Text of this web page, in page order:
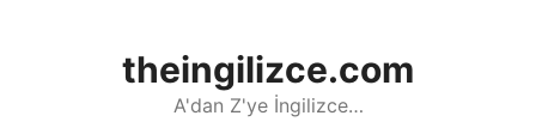
theingilizce.com
A'dan Z'ye İngilizce…